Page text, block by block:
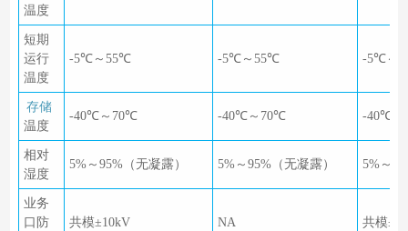
温度
短期
运行
温度
-5℃～55℃ -5℃～55℃ -5℃～
存储
温度
-40℃～70℃ -40℃～70℃ -40℃
相对
湿度
5%～95%（无凝露） 5%～95%（无凝露） 5%～
业务
口防
共模±10kV NA 共模